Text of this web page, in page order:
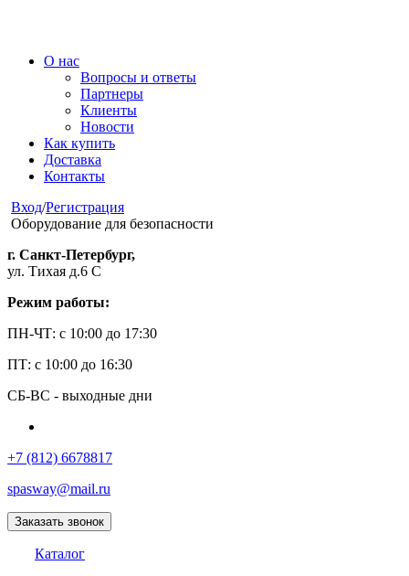
О нас
Вопросы и ответы
Партнеры
Клиенты
Новости
Как купить
Доставка
Контакты
Вход/Регистрация
Оборудование для безопасности
г. Санкт-Петербург,
ул. Тихая д.6 С
Режим работы:
ПН-ЧТ: с 10:00 до 17:30
ПТ: с 10:00 до 16:30
СБ-ВС - выходные дни
+7 (812) 6678817
spasway@mail.ru
Заказать звонок
Каталог